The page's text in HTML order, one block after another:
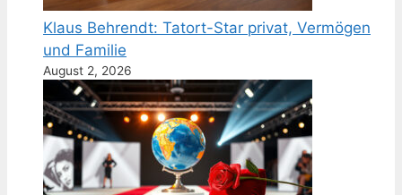
Klaus Behrendt: Tatort-Star privat, Vermögen
und Familie
August 2, 2026